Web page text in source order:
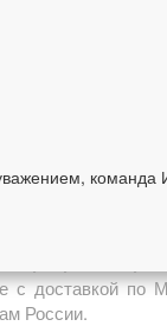
925
с доставкой по
России.
команда